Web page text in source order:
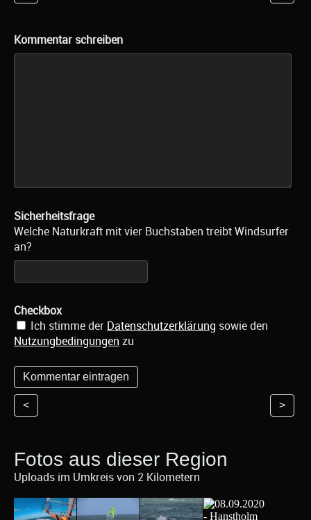
Kommentar schreiben
Sicherheitsfrage
Welche Naturkraft mit vier Buchstaben treibt Windsurfer
an?
Checkbox
Ich stimme der Datenschutzerklärung sowie den
Nutzungbedingungen zu
< >
Fotos aus dieser Region
Uploads im Umkreis von 2 Kilometern